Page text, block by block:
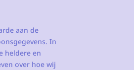
aan de
In
heldere en
over hoe wij